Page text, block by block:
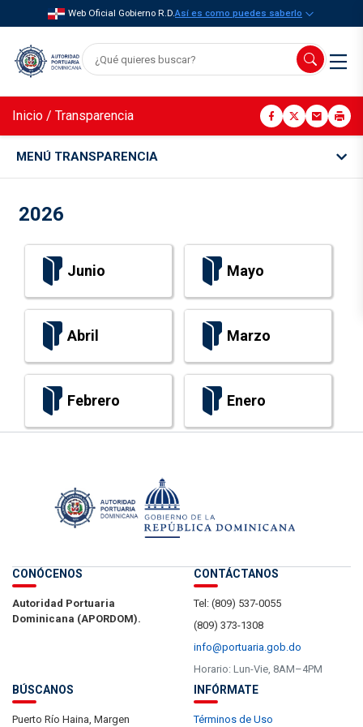
Web Oficial Gobierno R.D.Así es como puedes saberlo
Inicio / Transparencia
MENÚ TRANSPARENCIA
2026
Junio Mayo
Abril Marzo
Febrero Enero
CONÓCENOS
Autoridad Portuaria
Dominicana (APORDOM).
CONTÁCTANOS
Tel: (809) 537-0055
(809) 373-1308
info@portuaria.gob.do
Horario: Lun-Vie, 8AM–4PM
BÚSCANOS
Puerto Río Haina, Margen
INFÓRMATE
Términos de Uso